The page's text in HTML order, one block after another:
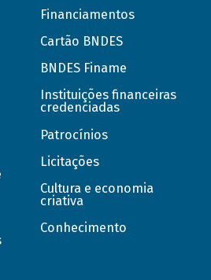
Financiamentos
Cartão BNDES
BNDES Finame
Instituições financeiras
credenciadas
Patrocínios
Licitações
Cultura e economia
criativa
Conhecimento